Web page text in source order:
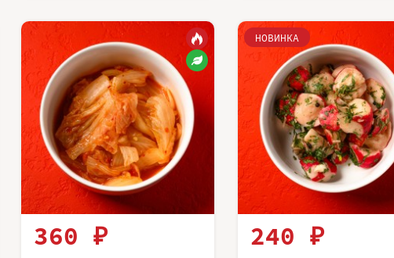
360 ₽
НОВИНКА
240 ₽